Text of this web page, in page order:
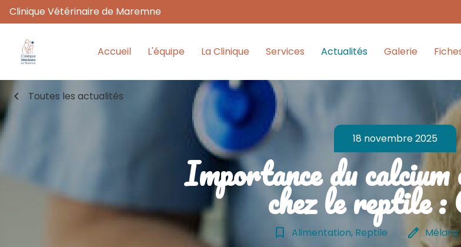
Clinique Vétérinaire de Maremne
Accueil L'équipe La Clinique Services Actualités Galerie
chevron_left Toutes les actualités
18 novembre 2025
Importance du calcium
chez le reptile :
bookmark_border Alimentation, Reptile edit